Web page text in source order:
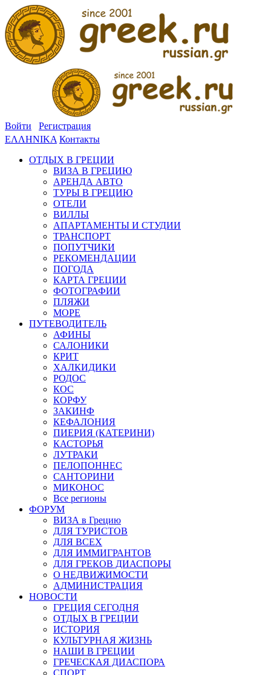
Войти
Регистрация
ΕΛΛΗΝΙΚΑ Контакты
ОТДЫХ В ГРЕЦИИ
ВИЗА В ГРЕЦИЮ
АРЕНДА АВТО
ТУРЫ В ГРЕЦИЮ
ОТЕЛИ
ВИЛЛЫ
АПАРТАМЕНТЫ И СТУДИИ
ТРАНСПОРТ
ПОПУТЧИКИ
РЕКОМЕНДАЦИИ
ПОГОДА
КАРТА ГРЕЦИИ
ФОТОГРАФИИ
ПЛЯЖИ
МОРЕ
ПУТЕВОДИТЕЛЬ
АФИНЫ
САЛОНИКИ
КРИТ
ХАЛКИДИКИ
РОДОС
КОС
КОРФУ
ЗАКИНФ
КЕФАЛОНИЯ
ПИЕРИЯ (КАТЕРИНИ)
КАСТОРЬЯ
ЛУТРАКИ
ПЕЛОПОННЕС
САНТОРИНИ
МИКОНОС
Все регионы
ФОРУМ
ВИЗА в Грецию
ДЛЯ ТУРИСТОВ
ДЛЯ ВСЕХ
ДЛЯ ИММИГРАНТОВ
ДЛЯ ГРЕКОВ ДИАСПОРЫ
О НЕДВИЖИМОСТИ
АДМИНИСТРАЦИЯ
НОВОСТИ
ГРЕЦИЯ СЕГОДНЯ
ОТДЫХ В ГРЕЦИИ
ИСТОРИЯ
КУЛЬТУРНАЯ ЖИЗНЬ
НАШИ В ГРЕЦИИ
ГРЕЧЕСКАЯ ДИАСПОРА
СПОРТ